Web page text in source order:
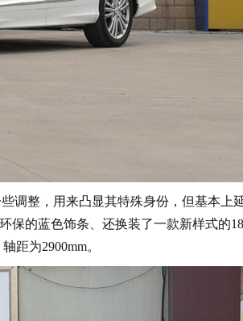
整，用来凸显其特殊身份，但基本上
保的蓝色饰条、还换装了一款新样式的
距为2900mm。